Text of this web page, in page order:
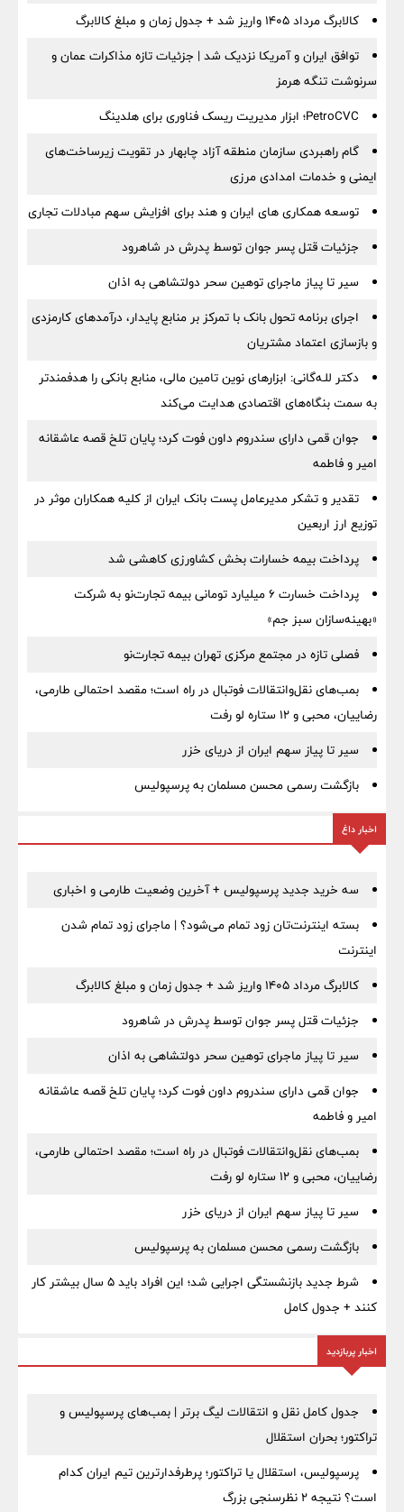
کالابرگ مرداد ۱۴۰۵ واریز شد + جدول زمان و مبلغ کالابرگ
توافق ایران و آمریکا نزدیک شد | جزئیات تازه مذاکرات عمان و
سرنوشت تنگه هرمز
PetroCVC؛ ابزار مدیریت ریسک فناوری برای هلدینگ
گام راهبردی سازمان منطقه آزاد چابهار در تقویت زیرساخت‌های
ایمنی و خدمات امدادی مرزی
توسعه همکاری های ایران و هند برای افزایش سهم مبادلات تجاری
جزئیات قتل پسر جوان توسط پدرش در شاهرود
سیر تا پیاز ماجرای توهین سحر دولتشاهی به اذان
اجرای برنامه تحول بانک با تمرکز بر منابع پایدار، درآمدهای کارمزدی
و بازسازی اعتماد مشتریان
دکتر للـه‌گانی: ابزارهای نوین تامین مالی، منابع بانکی را هدفمندتر
به سمت بنگاه‌های اقتصادی هدایت می‌کند
جوان قمی دارای سندروم داون فوت کرد؛ پایان تلخ قصه عاشقانه
امیر و فاطمه
تقدیر و تشکر مدیرعامل پست بانک ایران از کلیه همکاران موثر در
توزیع ارز اربعین
پرداخت بیمه خسارات بخش کشاورزی کاهشی شد
پرداخت خسارت ۶ میلیارد تومانی بیمه تجارت‌نو به شرکت
«بهینه‌سازان سبز جم»
فصلی تازه در مجتمع مرکزی تهران بیمه تجارت‌نو
بمب‌های نقل‌وانتقالات فوتبال در راه است؛ مقصد احتمالی طارمی،
رضاییان، محبی و ۱۲ ستاره لو رفت
سیر تا پیاز سهم ایران از دریای خزر
بازگشت رسمی محسن مسلمان به پرسپولیس
اخبار داغ
سه خرید جدید پرسپولیس + آخرین وضعیت طارمی و اخباری
بسته اینترنت‌تان زود تمام می‌شود؟ | ماجرای زود تمام شدن
اینترنت
کالابرگ مرداد ۱۴۰۵ واریز شد + جدول زمان و مبلغ کالابرگ
جزئیات قتل پسر جوان توسط پدرش در شاهرود
سیر تا پیاز ماجرای توهین سحر دولتشاهی به اذان
جوان قمی دارای سندروم داون فوت کرد؛ پایان تلخ قصه عاشقانه
امیر و فاطمه
بمب‌های نقل‌وانتقالات فوتبال در راه است؛ مقصد احتمالی طارمی،
رضاییان، محبی و ۱۲ ستاره لو رفت
سیر تا پیاز سهم ایران از دریای خزر
بازگشت رسمی محسن مسلمان به پرسپولیس
شرط جدید بازنشستگی اجرایی شد؛ این افراد باید ۵ سال بیشتر کار
کنند + جدول کامل
اخبار پربازدید
جدول کامل نقل و انتقالات لیگ برتر | بمب‌های پرسپولیس و
تراکتور؛ بحران استقلال
پرسپولیس، استقلال یا تراکتور؛ پرطرفدارترین تیم ایران کدام
است؟ نتیجه ۲ نظرسنجی بزرگ